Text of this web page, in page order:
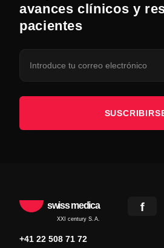
avances clínicos y
pacientes
swiss medica
XXI century S.A.
+41 22 508 71 72